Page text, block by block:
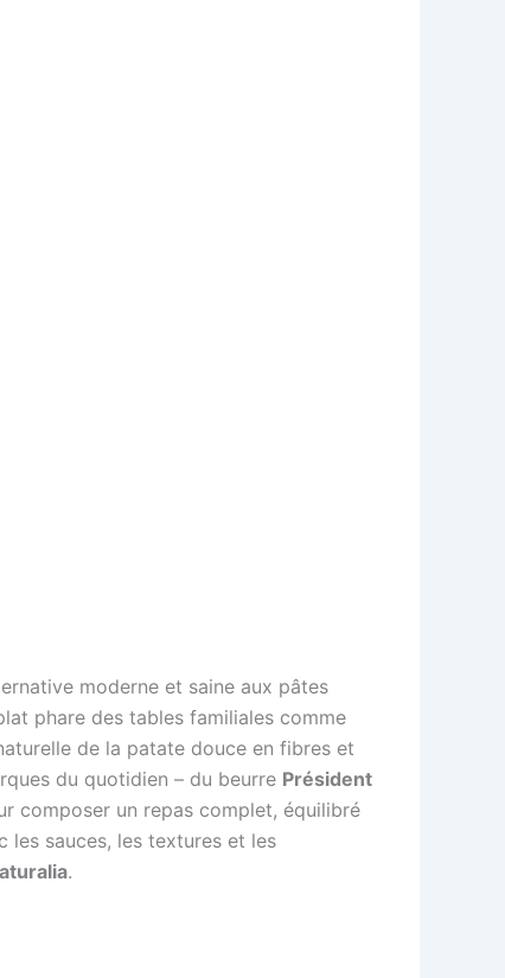
moderne et saine aux pâtes
phare des tables familiales comme
de la patate douce en fibres et
du quotidien – du beurre Président
composer un repas complet, équilibré
les sauces, les textures et les
.